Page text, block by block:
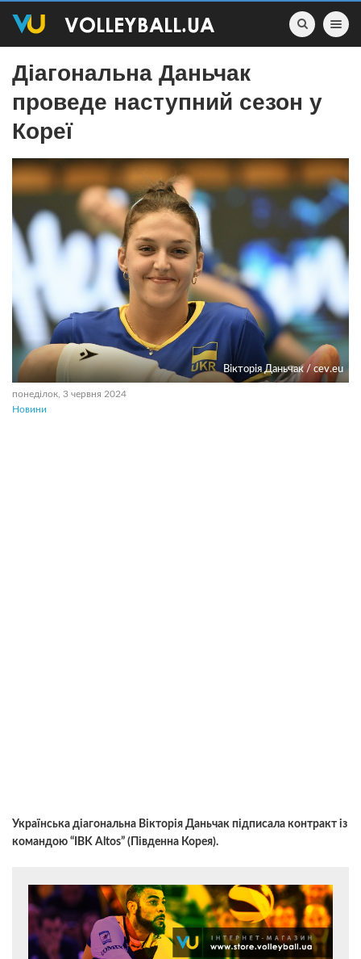
Toggle
Діагональна Даньчак
проведе наступний сезон у
Кореї
Вікторія Даньчак / cev.eu
понеділок, 3 червня 2024
Новини
Українська діагональна Вікторія Даньчак підписала контракт із
командою “IBK Altos” (Південна Корея).